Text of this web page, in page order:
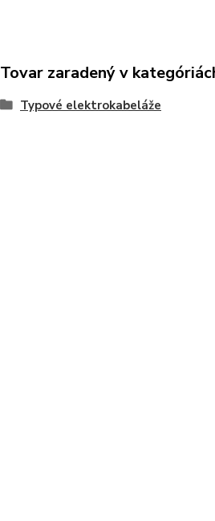
Tovar zaradený v
Typové elektrokabeláže